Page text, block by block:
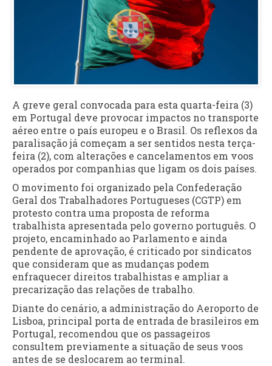
A greve geral convocada para esta quarta-feira (3)
em Portugal deve provocar impactos no transporte
aéreo entre o país europeu e o Brasil. Os reflexos da
paralisação já começam a ser sentidos nesta terça-
feira (2), com alterações e cancelamentos em voos
operados por companhias que ligam os dois países.
O movimento foi organizado pela Confederação
Geral dos Trabalhadores Portugueses (CGTP) em
protesto contra uma proposta de reforma
trabalhista apresentada pelo governo português. O
projeto, encaminhado ao Parlamento e ainda
pendente de aprovação, é criticado por sindicatos
que consideram que as mudanças podem
enfraquecer direitos trabalhistas e ampliar a
precarização das relações de trabalho.
Diante do cenário, a administração do Aeroporto de
Lisboa, principal porta de entrada de brasileiros em
Portugal, recomendou que os passageiros
consultem previamente a situação de seus voos
antes de se deslocarem ao terminal.